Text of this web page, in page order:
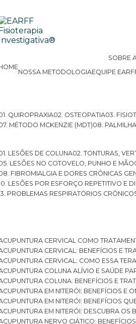
HOME
SOBRE
NOSSA METODOLOGIA EQUIPE
01. QUIROPRAXIA
02. OSTEOPATIA 03.
07. MÉTODO MCKENZIE (MDT)
08.
01. LESÕES DE COLUNA
02. TONTURAS,
05. LESÕES NO COTOVELO, PUNHO E MÃO
08. FIBROMIALGIA E DORES CRÔNICAS
10. LESÕES POR ESFORÇO REPETITIVO E
13. PROBLEMAS RESPIRATÓRIOS
ACUPUNTURA CERVICAL COMO
ACUPUNTURA CERVICAL: BENEFÍCIOS E
ACUPUNTURA CERVICAL: COMO ESSA
ACUPUNTURA COLUNA ALÍVIO E SAÚDE
ACUPUNTURA COLUNA: BENEFÍCIOS E
ACUPUNTURA EM NITERÓI: BENEFÍCIOS E
ACUPUNTURA EM NITERÓI: BENEFÍCIOS
ACUPUNTURA EM NITERÓI: DESCUBRA
ACUPUNTURA NERVO CIÁTICO: